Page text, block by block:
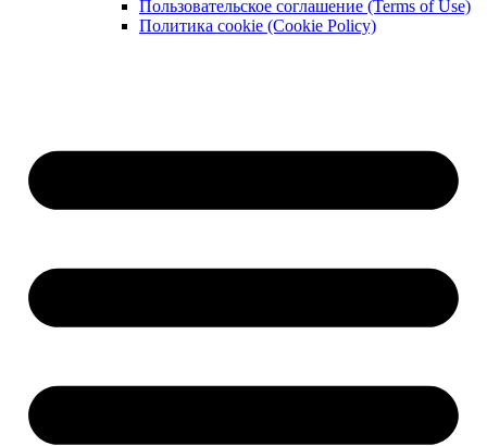
Пользовательское соглашение (Terms of Use)
Политика cookie (Cookie Policy)